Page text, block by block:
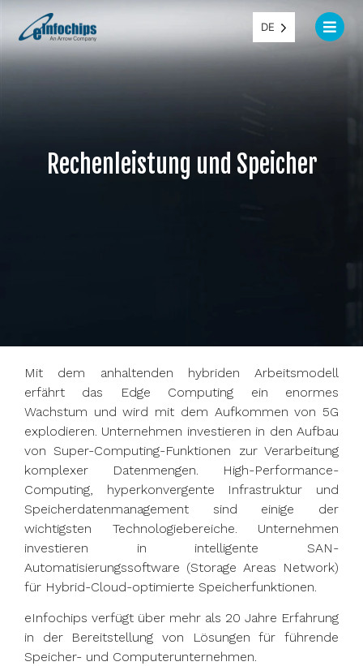
DE
Rechenleistung und Speicher
Mit dem anhaltenden hybriden Arbeitsmodell
erfährt das Edge Computing ein enormes
Wachstum und wird mit dem Aufkommen von 5G
explodieren. Unternehmen investieren in den Aufbau
von Super-Computing-Funktionen zur Verarbeitung
komplexer Datenmengen. High-Performance-
Computing, hyperkonvergente Infrastruktur und
Speicherdatenmanagement sind einige der
wichtigsten Technologiebereiche. Unternehmen
investieren in intelligente SAN-
Automatisierungssoftware (Storage Areas Network)
für Hybrid-Cloud-optimierte Speicherfunktionen.
eInfochips verfügt über mehr als 20 Jahre Erfahrung
in der Bereitstellung von Lösungen für führende
Speicher- und Computerunternehmen.